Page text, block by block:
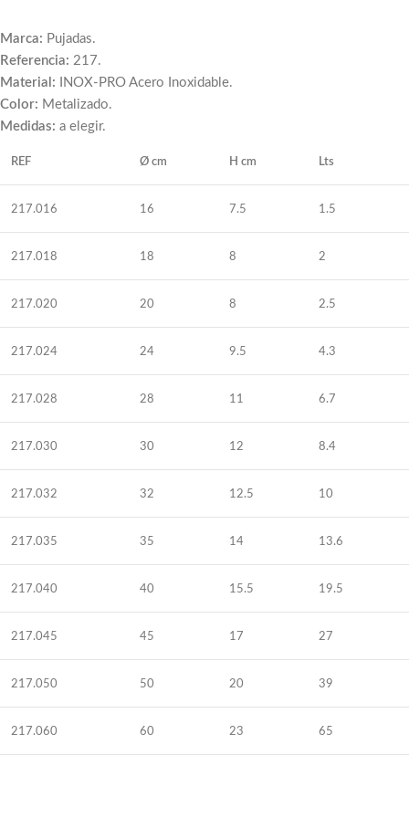
Marca: Pujadas.
Referencia: 217.
Material: INOX-PRO Acero Inoxidable.
Color: Metalizado.
Medidas: a elegir.
REF Ø cm H cm Lts
217.016 16 7.5 1.5
217.018 18 8 2
217.020 20 8 2.5
217.024 24 9.5 4.3
217.028 28 11 6.7
217.030 30 12 8.4
217.032 32 12.5 10
217.035 35 14 13.6
217.040 40 15.5 19.5
217.045 45 17 27
217.050 50 20 39
217.060 60 23 65